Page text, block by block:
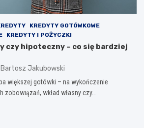
KREDYTY GOTÓWKOWE
KREDYTY I POŻYCZKI
czy hipoteczny – co się bardziej
Bartosz Jakubowski
większej gotówki – na wykończenie
zobowiązań, wkład własny czy…